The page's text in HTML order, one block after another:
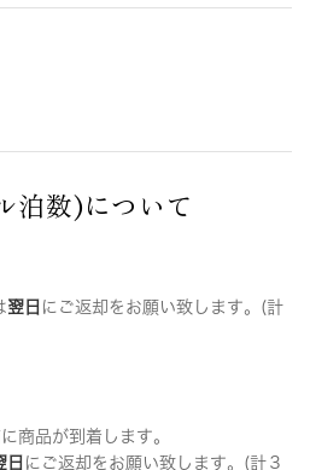
泊数)について
翌日 にご返却をお願い致します。(計
商品が到着します。
日 にご返却をお願い致します。(計３